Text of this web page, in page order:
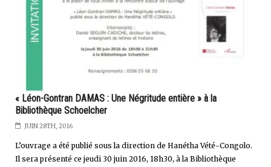
« Léon-Gontran DAMAS : Une Négritude entière » à la
Bibliothèque Schoelcher
JUIN 28TH, 2016
L’ouvrage a été publié sous la direction de Hanétha Vété-Congolo.
Il sera présenté ce jeudi 30 juin 2016, 18h30, à la Bibliothèque